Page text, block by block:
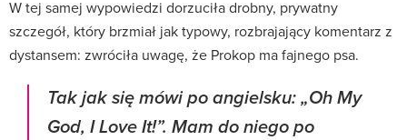
W tej samej wypowiedzi dorzuciła drobny, prywatny
szczegół, który brzmiał jak typowy, rozbrajający komentarz z
dystansem: zwróciła uwagę, że Prokop ma fajnego psa.
Tak jak się mówi po angielsku: „Oh My
God, I Love It!”. Mam do niego po